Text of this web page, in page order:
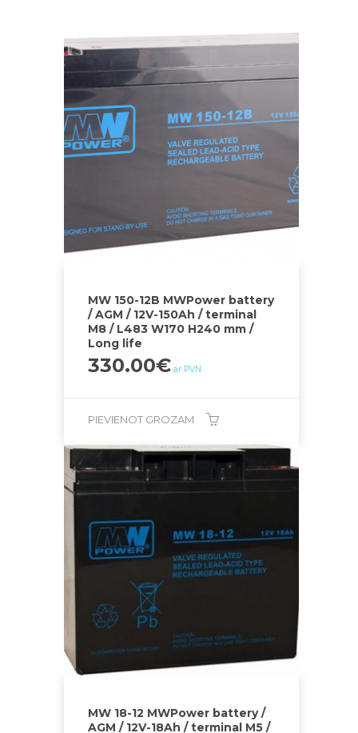
MW 150-12B MWPower battery
/ AGM / 12V-150Ah / terminal
M8 / L483 W170 H240 mm /
Long life
330.00€ ar PVN
PIEVIENOT GROZAM
MW 18-12 MWPower battery /
AGM / 12V-18Ah / terminal M5 /